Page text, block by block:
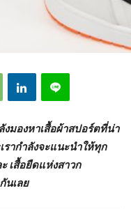
มองหาเสื้อผ้าสปอร์ตที่น่า
รากำลังจะแนะนำให้ทุก
เสื้อยืดแห่งสาวก
นเลย